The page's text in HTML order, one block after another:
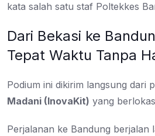
kata salah satu staf Poltekkes
Dari Bekasi ke
Tepat Waktu Tanpa
Podium ini dikirim langsung dari
Madani (InovaKit) yang
Perjalanan ke Bandung berjalan